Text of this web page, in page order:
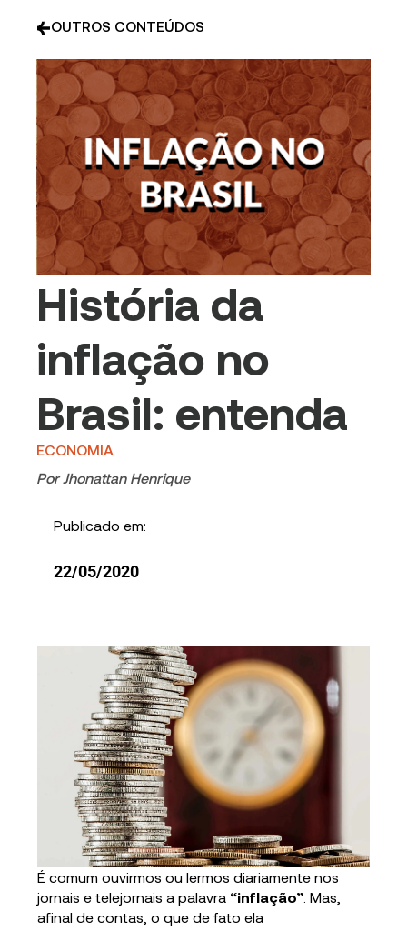
OUTROS CONTEÚDOS
História da
inflação no
Brasil: entenda
ECONOMIA
Por Jhonattan Henrique
Publicado em:
22/05/2020
É comum ouvirmos ou lermos diariamente nos
jornais e telejornais a palavra “inflação” . Mas,
afinal de contas, o que de fato ela